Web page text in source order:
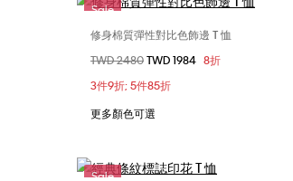
Sale
選擇您的尺碼
XXS
XS
L
修身棉質彈性對比色飾邊 T 恤
價格扣減從
TWD 2480至
TWD 1984 8折
3件9折; 5件85折
更多顏色可選
Sale